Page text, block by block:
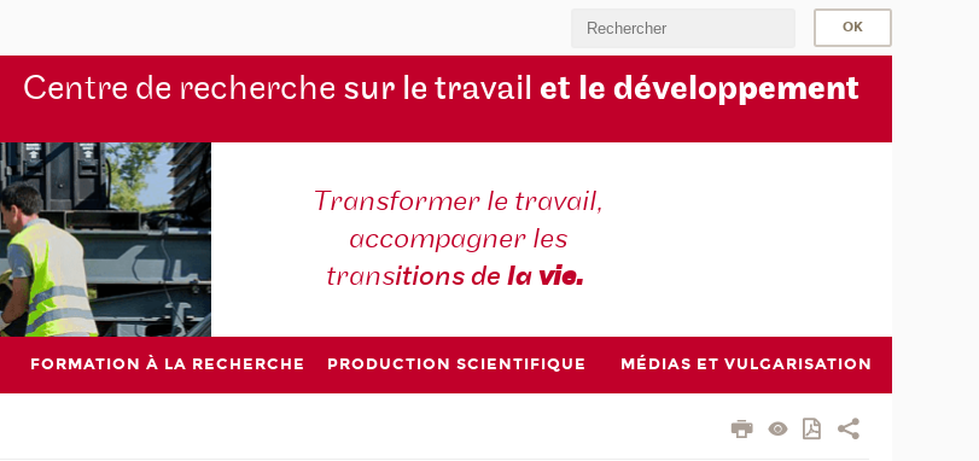
Centre de recherche sur le travail et le développement
Transformer le travail,
accompagner les
transitions de lavie.
FORMATION À LA RECHERCHE PRODUCTION SCIENTIFIQUE MÉDIAS ET VULGARISATION